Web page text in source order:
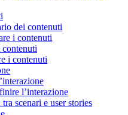
dei contenuti
i contenuti
i contenuti
l’interazione
scenari e user stories